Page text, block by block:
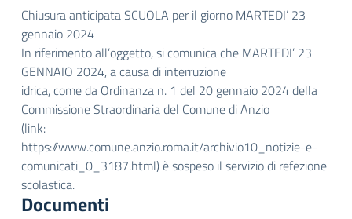
Chiusura anticipata SCUOLA per il giorno MARTEDI’ 23
gennaio 2024
In riferimento all’oggetto, si comunica che MARTEDI’ 23
GENNAIO 2024, a causa di interruzione
idrica, come da Ordinanza n. 1 del 20 gennaio 2024 della
Commissione Straordinaria del Comune di Anzio
(link:
https://www.comune.anzio.roma.it/archivio10_notizie-e-
comunicati_0_3187.html) è sospeso il servizio di refezione
scolastica.
Documenti